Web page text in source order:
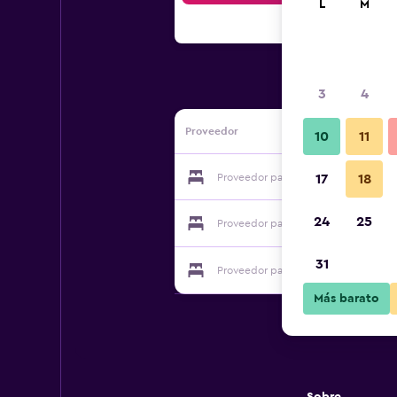
Proveedor
Proveedor para Clarendon Hotel
Proveedor para Clarendon Hotel
Proveedor para Clarendon Hotel
L M
3 4
10 11
17 18
24 25
31
Más barato